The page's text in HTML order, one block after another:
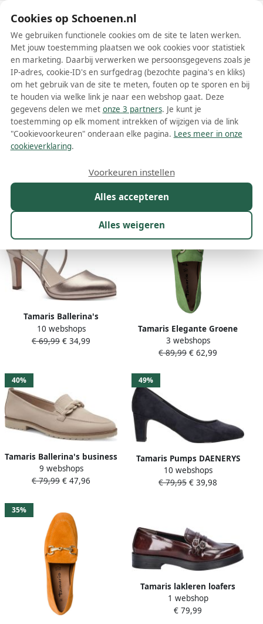
Schoenen.nl
Wis filters Alle filters
Tamaris dames instappers
Meer lezen
50%
Tamaris Ballerina's
blockhak business schoen
instapschoen met schattige
10 webshops
€ 69,99 € 34,99
Tamaris Elegante Groene
Loafer Instapper Green
Dames
3 webshops
€ 89,99 € 62,99
40%
Tamaris Ballerina's business
schoen lage schoen
instapschoen met mooie
9 webshops
€ 79,99 € 47,96
49%
Tamaris Pumps DAENERYS
avondschoen feestelijke
schoen trechterhak in
10 webshops
€ 79,95 € 39,98
35%
Tamaris lakleren loafers
bordeaux
1 webshop
€ 79,99
Cookies op Schoenen.nl
We gebruiken functionele cookies om de site te laten werken.
Met jouw toestemming plaatsen we ook cookies voor statistiek
en marketing. Daarbij verwerken we persoonsgegevens zoals je
IP-adres, cookie-ID's en surfgedrag (bezochte pagina's en kliks)
om het gebruik van de site te meten, fouten op te sporen en bij
te houden via welke link je naar een webshop gaat. Deze
gegevens delen we met onze 3 partners. Je kunt je
toestemming op elk moment intrekken of wijzigen via de link
"Cookievoorkeuren" onderaan elke pagina. Lees meer in onze
cookieverklaring.
Alles accepteren
Alles weigeren
Voorkeuren instellen